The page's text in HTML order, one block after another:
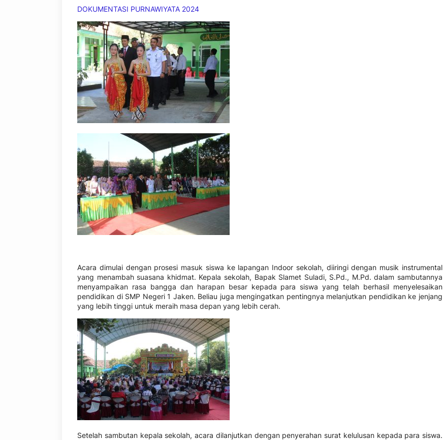
DOKUMENTASI PURNAWIYATA 2024
Acara dimulai dengan prosesi masuk siswa ke lapangan Indoor sekolah, diiringi dengan musik instrumental
yang menambah suasana khidmat. Kepala sekolah, Bapak Slamet Suladi, S.Pd., M.Pd. dalam sambutannya
menyampaikan rasa bangga dan harapan besar kepada para siswa yang telah berhasil menyelesaikan
pendidikan di SMP Negeri 1 Jaken. Beliau juga mengingatkan pentingnya melanjutkan pendidikan ke jenjang
yang lebih tinggi untuk meraih masa depan yang lebih cerah.
Setelah sambutan kepala sekolah, acara dilanjutkan dengan penyerahan surat kelulusan kepada para siswa.